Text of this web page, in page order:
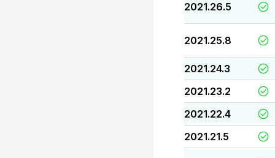
2021.26.5
2021.25.8
2021.24.3
2021.23.2
2021.22.4
2021.21.5